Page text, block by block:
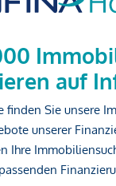
auf
finden Sie unsere
unserer
Ihre
passenden